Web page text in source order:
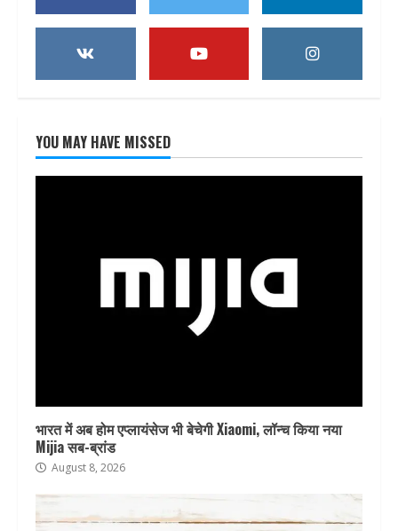
YOU MAY HAVE MISSED
भारत में अब होम एप्लायंसेज भी बेचेगी Xiaomi, लॉन्च किया नया
Mijia सब-ब्रांड
August 8, 2026